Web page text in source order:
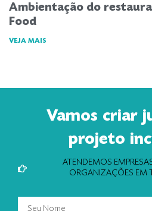
Ambientação do
Food
VEJA MAIS
Vamos criar
projeto
ATENDEMOS
ORGANIZAÇÕES EM